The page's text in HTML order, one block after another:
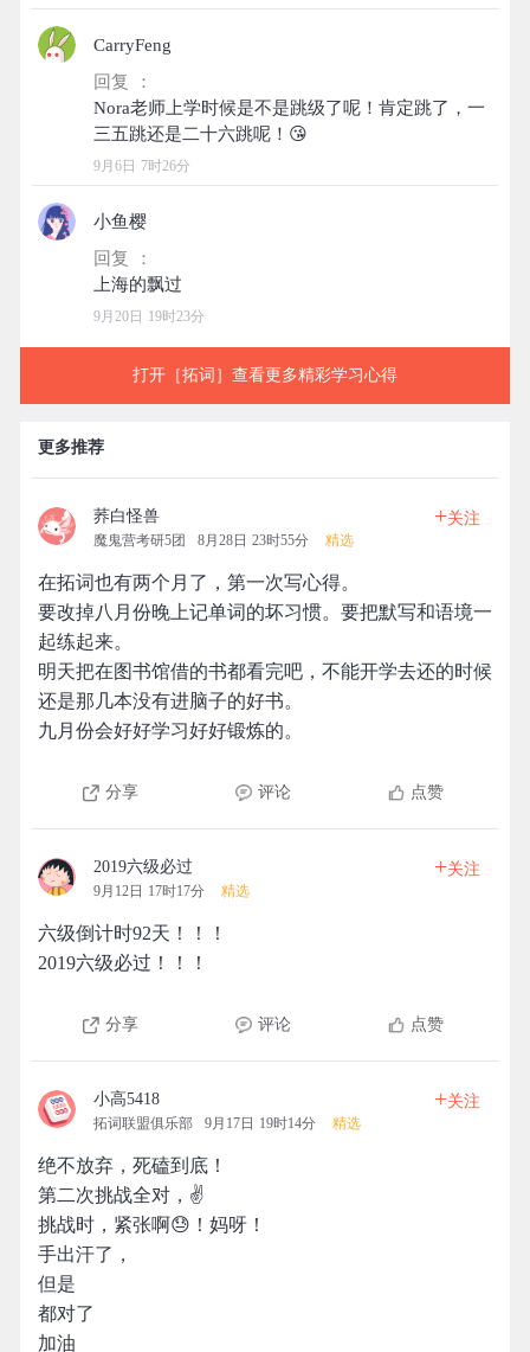
CarryFeng
回复 ：
Nora老师上学时候是不是跳级了呢！肯定跳了，一
9月6日 7时26分
小鱼樱
回复 ：
9月20日 19时23分
打开［拓词］查看更多精彩学习心得
更多推荐
荞白怪兽
魔鬼营考研5团 8月28日 23时55分 精选
+关注
在拓词也有两个月了，第一次写心得。
要改掉八月份晚上记单词的坏习惯。要把默写和语境一
起练起来。
明天把在图书馆借的书都看完吧，不能开学去还的时候
还是那几本没有进脑子的好书。
九月份会好好学习好好锻炼的。
分享 评论 点赞
2019六级必过
9月12日 17时17分 精选
+关注
六级倒计时92天！！！
2019六级必过！！！
分享 评论 点赞
小高5418
拓词联盟俱乐部 9月17日 19时14分 精选
+关注
绝不放弃，死磕到底！
第二次挑战全对，✌️
挑战时，紧张啊😓！妈呀！
手出汗了，
但是
都对了
加油